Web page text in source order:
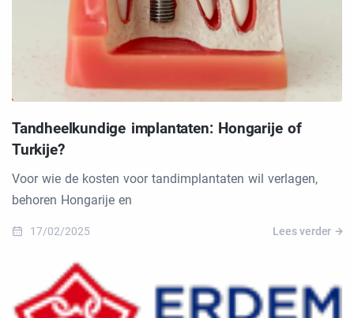
Tandheelkundige implantaten: Hongarije of
Turkije?
Voor wie de kosten voor tandimplantaten wil verlagen,
behoren Hongarije en
17/02/2025 Lees verder